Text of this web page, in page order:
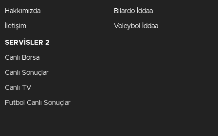
Hakkımızda
İletişim
Bilardo İddaa
Voleybol İddaa
SERVİSLER 2
Canlı Borsa
Canlı Sonuçlar
Canlı TV
Futbol Canlı Sonuçlar